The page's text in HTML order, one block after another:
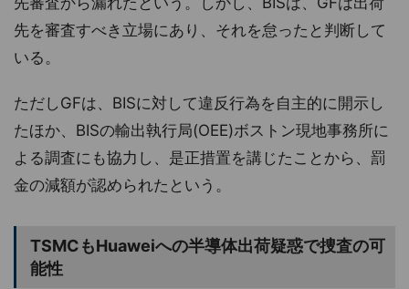
先を審査すべき立場にあり、それを怠ったと判断して
いる。
ただしGFは、BISに対して違反行為を自主的に開示し
たほか、BISの輸出執行局(OEE)ボストン現地事務所に
よる調査にも協力し、是正措置を講じたことから、罰
金の減額が認められたという。
TSMCもHuaweiへの半導体出荷疑惑で捜査の可
能性